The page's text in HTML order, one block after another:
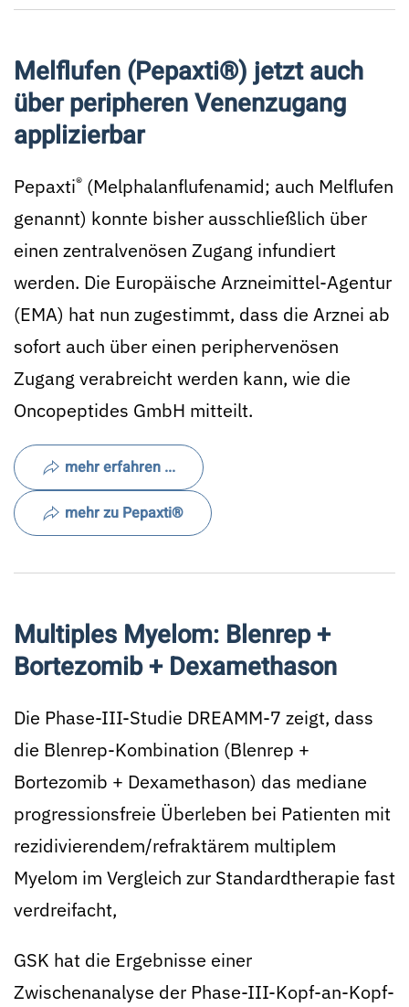
Melflufen (Pepaxti®) jetzt auch
über peripheren Venenzugang
applizierbar
Pepaxti® (Melphalanflufenamid; auch Melflufen
genannt) konnte bisher ausschließlich über
einen zentralvenösen Zugang infundiert
werden. Die Europäische Arzneimittel-Agentur
(EMA) hat nun zugestimmt, dass die Arznei ab
sofort auch über einen periphervenösen
Zugang verabreicht werden kann, wie die
Oncopeptides GmbH mitteilt.
mehr erfahren ...
mehr zu Pepaxti®
Multiples Myelom: Blenrep +
Bortezomib + Dexamethason
Die Phase-III-Studie DREAMM-7 zeigt, dass
die Blenrep-Kombination (Blenrep +
Bortezomib + Dexamethason) das mediane
progressionsfreie Überleben bei Patienten mit
rezidivierendem/refraktärem multiplem
Myelom im Vergleich zur Standardtherapie fast
verdreifacht,
GSK hat die Ergebnisse einer
Zwischenanalyse der Phase-III-Kopf-an-Kopf-